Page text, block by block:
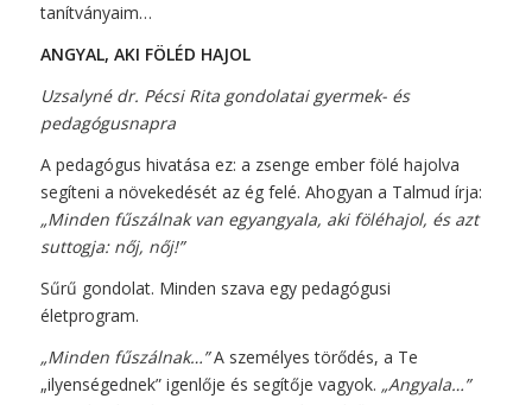
tanítványaim…
ANGYAL, AKI FÖLÉD HAJOL
Uzsalyné dr. Pécsi Rita gondolatai gyermek- és
pedagógusnapra
A pedagógus hivatása ez: a zsenge ember fölé hajolva
segíteni a növekedését az ég felé. Ahogyan a Talmud írja:
„Minden fűszálnak van egyangyala, aki föléhajol, és azt
suttogja: nőj, nőj!”
Sűrű gondolat. Minden szava egy pedagógusi
életprogram.
„Minden fűszálnak…”A személyes törődés, a Te
„ilyenségednek” igenlője és segítője vagyok. „Angyala…”